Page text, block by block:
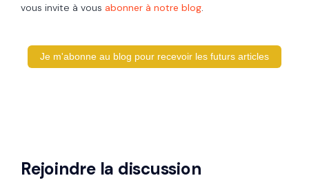
vous invite à vous abonner à notre blog.
Je m'abonne au blog pour recevoir les futurs articles
Rejoindre la discussion